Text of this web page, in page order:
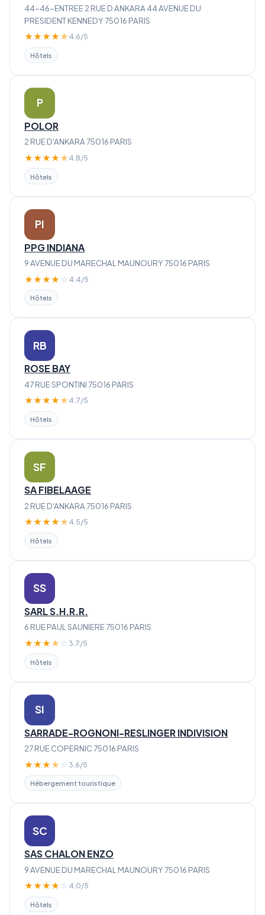
44-46-ENTREE 2 RUE D ANKARA 44 AVENUE DU
PRESIDENT KENNEDY 75016 PARIS
★★★★★ 4.6/5
Hôtels
P
POLOR
2 RUE D'ANKARA 75016 PARIS
★★★★★ 4.8/5
Hôtels
PI
PPG INDIANA
9 AVENUE DU MARECHAL MAUNOURY 75016 PARIS
★★★★ ☆ 4.4/5
Hôtels
RB
ROSE BAY
47 RUE SPONTINI 75016 PARIS
★★★★★ 4.7/5
Hôtels
SF
SA FIBELAAGE
2 RUE D'ANKARA 75016 PARIS
★★★★★ 4.5/5
Hôtels
SS
SARL S.H.R.R.
6 RUE PAUL SAUNIERE 75016 PARIS
★★★★ ☆ 3.7/5
Hôtels
SI
SARRADE-ROGNONI-RESLINGER INDIVISION
27 RUE COPERNIC 75016 PARIS
★★★★ ☆ 3.6/5
Hébergement touristique
SC
SAS CHALON ENZO
9 AVENUE DU MARECHAL MAUNOURY 75016 PARIS
★★★★ ☆ 4.0/5
Hôtels